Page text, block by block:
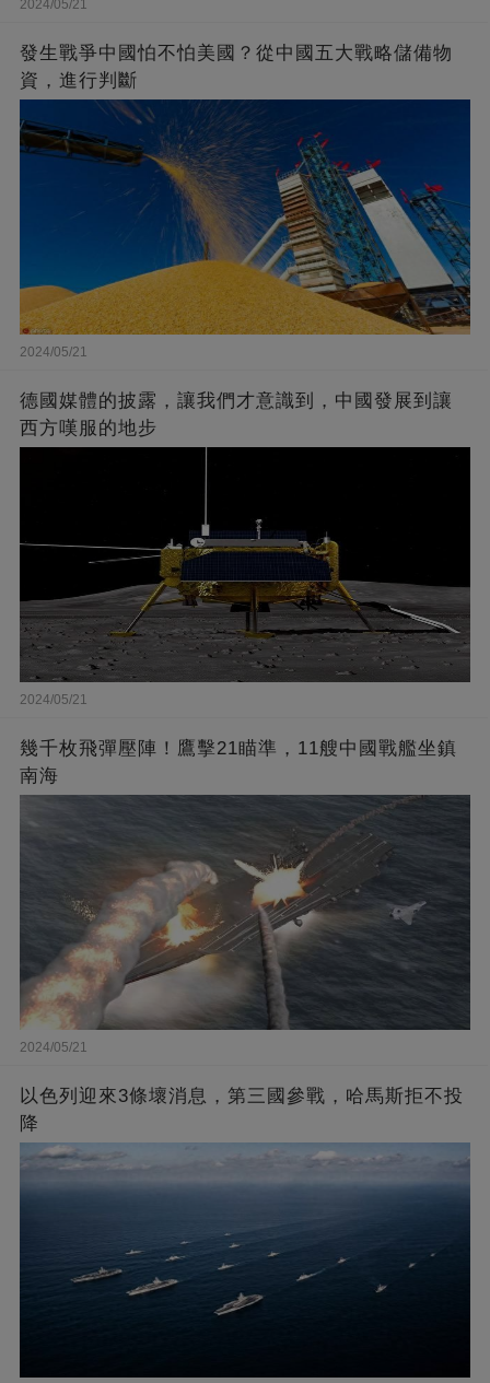
2024/05/21
發生戰爭中國怕不怕美國？從中國五大戰略儲備物
資，進行判斷
2024/05/21
德國媒體的披露，讓我們才意識到，中國發展到讓
西方嘆服的地步
2024/05/21
幾千枚飛彈壓陣！鷹擊21瞄準，11艘中國戰艦坐鎮
南海
2024/05/21
以色列迎來3條壞消息，第三國參戰，哈馬斯拒不投
降